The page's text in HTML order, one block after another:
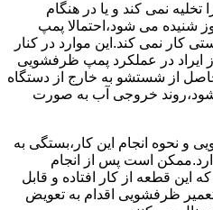
نمی کند و یا در هنگام
شنیده می شود،احتمالا پمپ
کار نمی کند.این موارد در کنار
ایراد در عملکرد پمپ ظرفشویی
از شستشو به خارج از دستگاه
خروجی آب به صورت
و نحوه انجام این کار،بستگی به
است پس از انجام
قطعه از کار افتاده و قابل
ظرفشویی اقدام به تعویض